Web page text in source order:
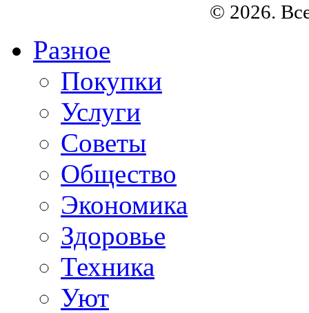
© 2026.
Разное
Покупки
Услуги
Советы
Общество
Экономика
Здоровье
Техника
Уют